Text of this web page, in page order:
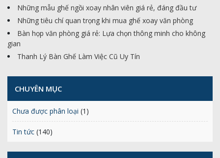
Những mẫu ghế ngồi xoay nhân viên giá rẻ, đáng đầu tư
Những tiêu chí quan trọng khi mua ghế xoay văn phòng
Bàn họp văn phòng giá rẻ: Lựa chọn thông minh cho không
gian
Thanh Lý Bàn Ghế Làm Việc Cũ Uy Tín
CHUYÊN MỤC
Chưa được phân loại (1)
Tin tức (140)